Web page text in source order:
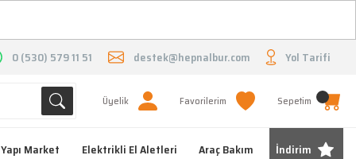
0 (530) 579 11 51 destek@hepnalbur.com Yol Tarifi
Üyelik Favorilerim Sepetim
Yapı Market Elektrikli El Aletleri Araç Bakım İndirim